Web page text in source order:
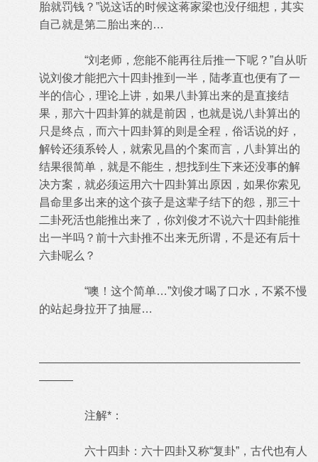
胎就罚钱？”说这话的时候这蒋家梁也没仔细想，其实
自己就是第二胎出来的…
“刘老师，您能不能再往后推一下呢？”自从听
说刘俊才能把六十四卦推到一半，陆孝直也便有了一
半的信心，理论上讲，如果八卦算出来的是直接结
果，那六十四卦算的就是前因，也就是说八卦算出的
只是终点，而六十四卦算的则是全程，俗话说的好，
解铃还须系铃人，就索见昌的个案而言，八卦算出的
结果很简单，就是不能生，想找到生下来还没事的解
决方案，就必须运用六十四卦算出原因，如果你索见
昌命里多出来的这个孩子是这辈子结下的怨，那三十
二卦死活也能推出来了，你刘俊才不说六十四卦能推
出一半吗？前十六卦推不出来无所谓，不是还有后十
六卦呢么？
“噢！这个简单…”刘俊才喝了口水，不紧不慢
的站起身拉开了抽屉…
———————————————————————
———
注解*：
六十四卦：六十四卦又称“复卦”，古代也有人